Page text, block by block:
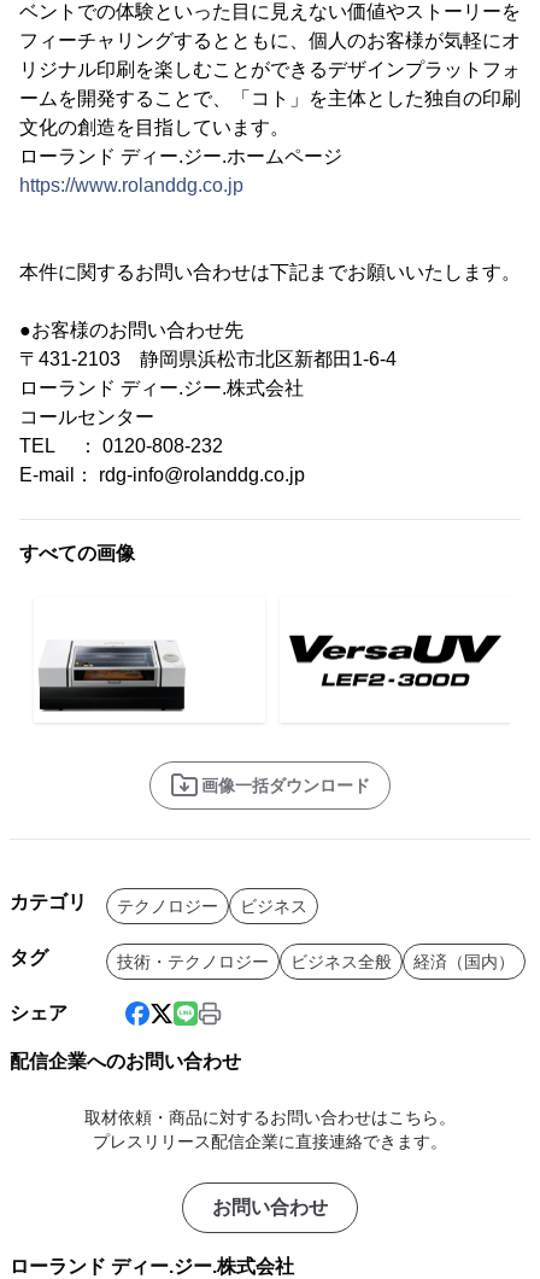
ベントでの体験といった目に見えない価値やストーリーを
フィーチャリングするとともに、個人のお客様が気軽にオ
リジナル印刷を楽しむことができるデザインプラットフォ
ームを開発することで、「コト」を主体とした独自の印刷
文化の創造を目指しています。
ローランド ディー.ジー.ホームページ
https://www.rolanddg.co.jp
本件に関するお問い合わせは下記までお願いいたします。
●お客様のお問い合わせ先
〒431-2103 静岡県浜松市北区新都田1-6-4
ローランド ディー.ジー.株式会社
コールセンター
TEL ： 0120-808-232
E-mail： rdg-info@rolanddg.co.jp
すべての画像
画像一括ダウンロード
カテゴリ テクノロジー ビジネス
タグ 技術・テクノロジー ビジネス全般 経済（国内）
シェア
配信企業へのお問い合わせ
取材依頼・商品に対するお問い合わせはこちら。
プレスリリース配信企業に直接連絡できます。
お問い合わせ
ローランド ディー.ジー.株式会社